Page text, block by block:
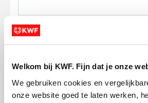
Welkom bij KWF. Fijn dat je onze
We gebruiken cookies en
onze website goed te laten werken,
en betaal €0.75 extra.